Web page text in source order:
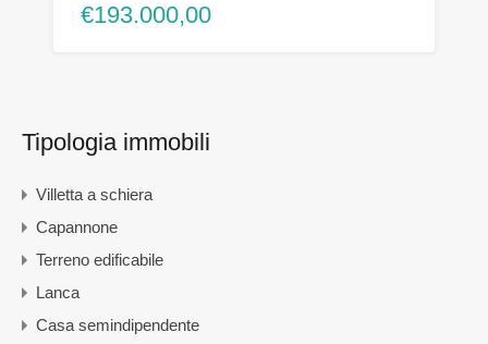
€193.000,00
Tipologia immobili
Villetta a schiera
Capannone
Terreno edificabile
Lanca
Casa semindipendente